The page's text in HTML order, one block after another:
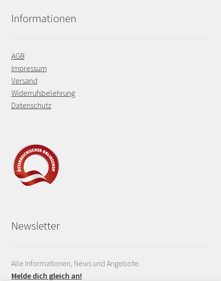
Informationen
AGB
Impressum
Versand
Widerrufsbelehrung
Datenschutz
Newsletter
Alle Informationen, News und Angebote.
Melde dich gleich an!